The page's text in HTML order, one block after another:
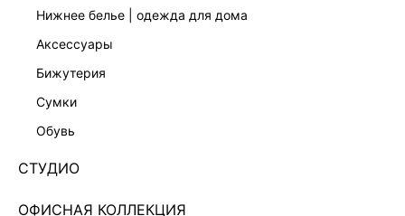
нижнее белье | одежда для дома
аксессуары
бижутерия
сумки
обувь
СТУДИО
ОФИСНАЯ КОЛЛЕКЦИЯ
Нет в наличии
ЦВЕТ:СИНИЙ